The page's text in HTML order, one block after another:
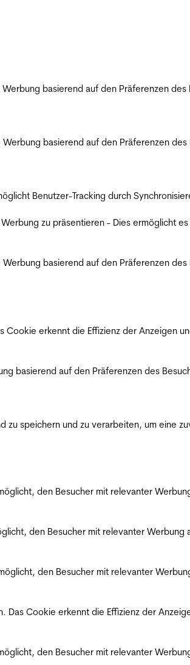
basierend auf den Präferenzen des
basierend auf den Präferenzen des
Benutzer-Tracking durch
zu präsentieren - Dies ermöglicht
basierend auf den Präferenzen des
erkennt die Effizienz der Anzeigen
basierend auf den Präferenzen des
speichern und zu verarbeiten, um eine
den Besucher mit relevanter
den Besucher mit relevanter
den Besucher mit relevanter
Cookie erkennt die Effizienz der
den Besucher mit relevanter